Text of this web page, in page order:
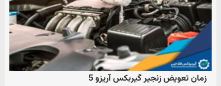
زمان تعویض زنجیر گیربکس آریزو 5